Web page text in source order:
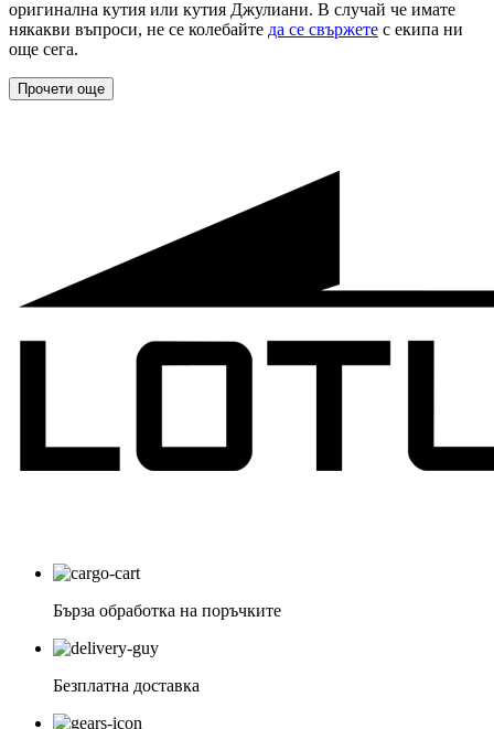
оригинална кутия или кутия Джулиани. В случай че имате
някакви въпроси, не се колебайте да се свържете с екипа ни
още сега.
Прочети още
Бърза обработка на поръчките
Безплатна доставка